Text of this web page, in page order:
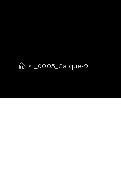
> _0005_Calque-9